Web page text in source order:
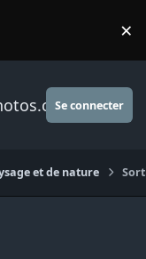
×
Se connecter
et de nature